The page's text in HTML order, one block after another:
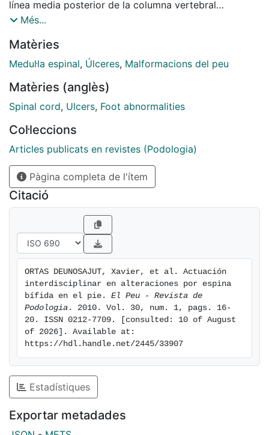
línea media posterior de la columna vertebral
produciéndose una hernia del contenido del conducto
síndrome compromete múltiples sistemas del
organismo, debiéndose tratar por un equipo
deformidades tanto flácidas como espásticas con
déficit motores radiculares (55%). Estos problemas
severas con sobrecargas a nivel plantar (33%). Si a
esto añadimos alteraciones radiculares sensitivas, con
insensibilidad en piernas y pies (60%), nos
encontramos ante un paciente de riesgo susceptible
de tratamientos preventivos y curativos podológicos.
Las probabilidades de padecer una úlcera neuropática
son grandes y el Podólogo debe prevenir o, en el peor
de los casos, tratar el mal perforante plantar de una
forma interdisciplinar. Preventivamente realizaremos
sensibilidades, tanto exteroceptivas como
propioceptivas. A nivel podológico trataremos de una
forma integral la úlcera neuropática, incluyendo los
drenajes y las"toilettes" quirúrgicas, y realizaremos
tratamientos ortopodológicos complejos. En esta
comunicación presentamos un caso típico de paciente
afecto de Espina Bífida con alteraciones biomecánicas
severas y úlcera con recorrido fistuloso, al cual
realizamos un drenaje y confeccionamos una férula
supramaleolar interna unilateral para redistribuir las
presiones y evitar las sobrecargas.
Més...
Matèries
Medul·la espinal, Úlceres, Malformacions del peu
Matèries (anglès)
Spinal cord, Ulcers, Foot abnormalities
Col·leccions
Articles publicats en revistes (Podologia)
Pàgina completa de l'ítem
Citació
ORTAS DEUNOSAJUT, Xavier, et al. Actuación
interdisciplinar en alteraciones por espina
bífida en el pie. El Peu - Revista de
Podologia . 2010. Vol. 30, num. 1, pags. 16-
20. ISSN 0212-7709. [consulted: 10 of August
of 2026]. Available at:
https://hdl.handle.net/2445/33907
Estadístiques
Exportar metadades